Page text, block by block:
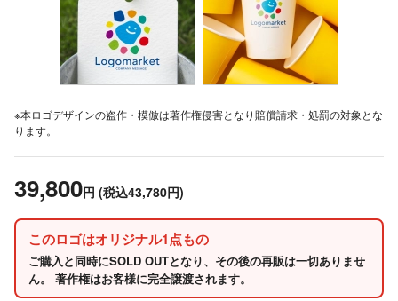
※本ロゴデザインの盗作・模倣は著作権侵害となり賠償請求・処罰の対象とな
ります。
39,800円 (税込43,780円)
このロゴはオリジナル1点もの
ご購入と同時にSOLD OUTとなり、その後の再販は一切ありませ
ん。 著作権はお客様に完全譲渡されます。